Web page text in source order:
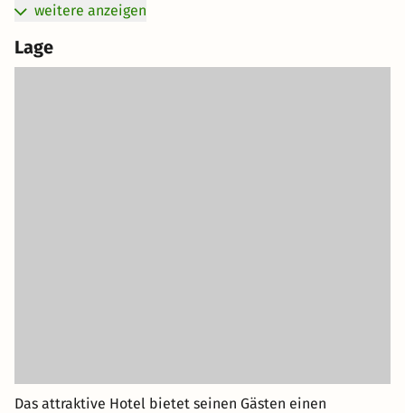
weitere anzeigen
Lage
Das attraktive Hotel bietet seinen Gästen einen